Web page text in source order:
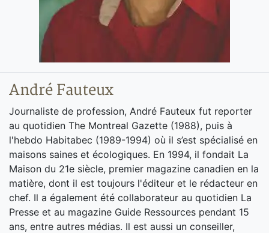
André Fauteux
Journaliste de profession, André Fauteux fut reporter
au quotidien The Montreal Gazette (1988), puis à
l'hebdo Habitabec (1989-1994) où il s’est spécialisé en
maisons saines et écologiques. En 1994, il fondait La
Maison du 21e siècle, premier magazine canadien en la
matière, dont il est toujours l'éditeur et le rédacteur en
chef. Il a également été collaborateur au quotidien La
Presse et au magazine Guide Ressources pendant 15
ans, entre autres médias. Il est aussi un conseiller,